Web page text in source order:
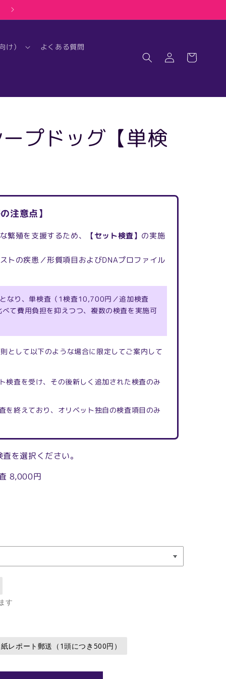
け） よくある質問
グ
イ
ー
プドッグ【単検
注意点】
繁殖を支援するため、 【セット検査】 の実施
トの疾患／形質項目およびDNAプロファイル
なり、単検査（1検査10,700円／追加検査
て費用負担を抑えつつ、複数の検査を実施可
として以下のような場合に限定してご案内して
検査を受け、その後新しく追加された検査のみ
を終えており、オリベット独自の検査項目のみ
を選択ください。
8,000円
す
紙レポート郵送（1頭につき500円）